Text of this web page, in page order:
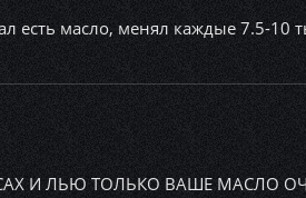
есть масло, менял каждые 7.5-10
И ЛЬЮ ТОЛЬКО ВАШЕ МАСЛО